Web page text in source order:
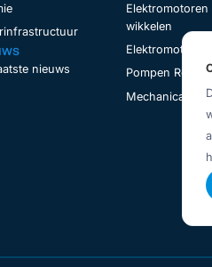
nieuws
Elektromotoren
wikkelen
Elektromotoren
Pompen Revisie
Mechanical